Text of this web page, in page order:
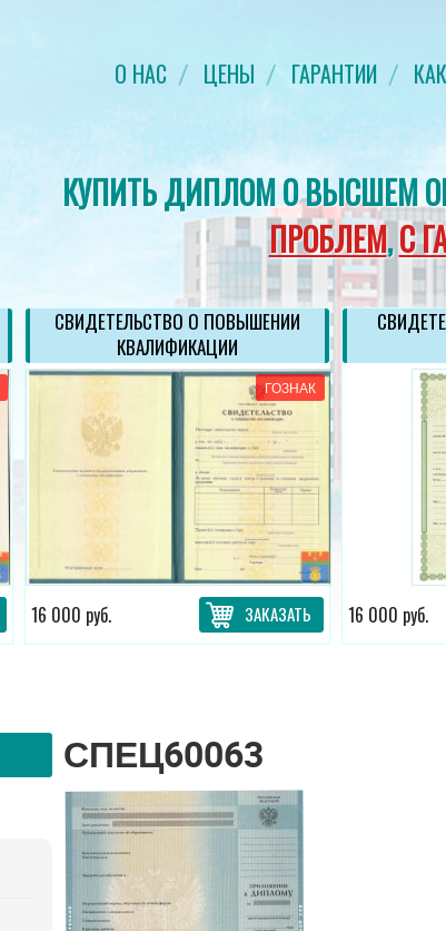
О НАС ЦЕНЫ ГАРАНТИИ
КУПИТЬ ДИПЛОМ О ВЫСШЕМ
ПРОБЛЕМ,С
СВИДЕТЕЛЬСТВО О ПОВЫШЕНИИ
КВАЛИФИКАЦИИ
ГОЗНАК
16 000 руб. ЗАКАЗАТЬ 16 000 руб.
СПЕЦ60063